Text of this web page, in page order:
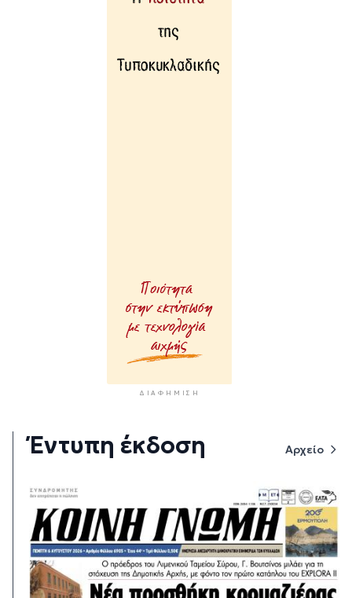
ΔΙΑΦΉΜΙΣΗ
Έντυπη έκδοση Αρχείο